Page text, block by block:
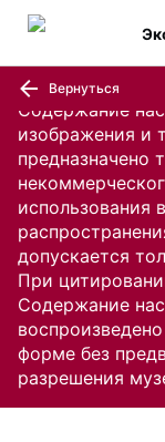
Содержание
изображения и
предназначено
использования
допускается
При
Содержание
форме без
разрешения
Вернуться